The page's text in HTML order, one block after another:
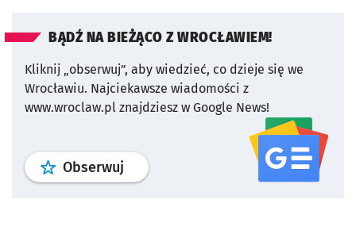
BĄDŹ NA BIEŻĄCO Z WROCŁAWIEM!
Kliknij „obserwuj”, aby wiedzieć, co dzieje się we
Wrocławiu. Najciekawsze wiadomości z
www.wroclaw.pl znajdziesz w Google News!
Obserwuj profil serwisu